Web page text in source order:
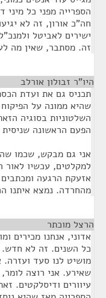
הספרייה מפני כל
חה"כ אורון, זה לא
ישירים לאביטל
זה. מסתבר, שאין מה
היו"ר זבולון אורלב
תכניס גם את ועדת
שהיא ממונה על
השלטוניות בסוגיה
הפעם הראשונה שניסית
אני גם מבקש, שכמו
למקלטים, עכשיו לאור
אזעקת הרגעה
מהחרדה. נמצא איתנו
הרצל מוכתר
אדוני, אנחנו מכירים
כל השנים. זה לא חדש.
מושיט לנו סעד ועזרה.
עיוורים ודיסלקטים.